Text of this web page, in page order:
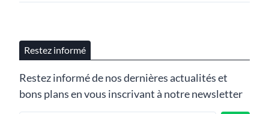
Restez informé
Restez informé de nos dernières actualités et
bons plans en vous inscrivant à notre newsletter